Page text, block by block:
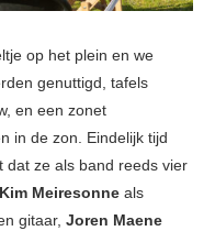
op het plein en we
genuttigd, tafels
en een zonet
in de zon. Eindelijk tijd
dat ze als band reeds vier
Kim Meiresonne als
gitaar, Joren Maene